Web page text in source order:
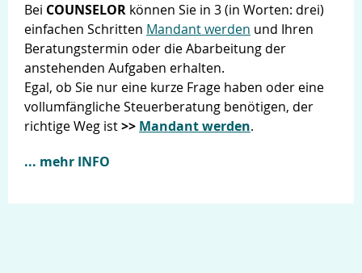
Bei COUNSELOR können Sie in 3 (in Worten: drei)
einfachen Schritten Mandant werden und Ihren
Beratungstermin oder die Abarbeitung der
anstehenden Aufgaben erhalten.
Egal, ob Sie nur eine kurze Frage haben oder eine
vollumfängliche Steuerberatung benötigen, der
richtige Weg ist>> Mandant werden.
... mehr INFO